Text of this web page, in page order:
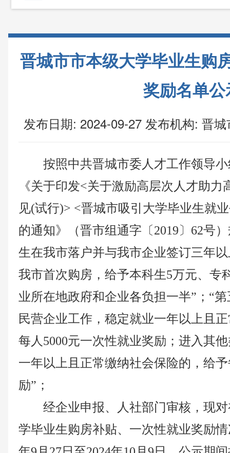
晋城市市本级大学毕业生购
奖励名单公
发布日期: 2024-09-27 发布机构: 晋
按照中共晋城市委人才工作领导
《关于印发<关于激励高层次人才助
见(试行)> <晋城市吸引大学毕业生就
的通知》（晋市组通字〔2019〕62号
生在我市落户并与我市企业签订三年
我市首次购房，给予本科生5万元、专
业所在地政府和企业各负担一半”；“
民营企业工作，稳定就业一年以上且
每人5000元一次性就业奖励；进入其
一年以上且正常缴纳社会保险的，给
励”；
经企业申报、人社部门审核，现
学毕业生购房补贴、 一次性就业奖励